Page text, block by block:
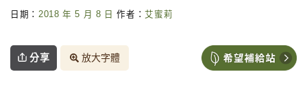
日期： 2018 年 5 月 8 日 作者：艾蜜莉
分享 放大字體